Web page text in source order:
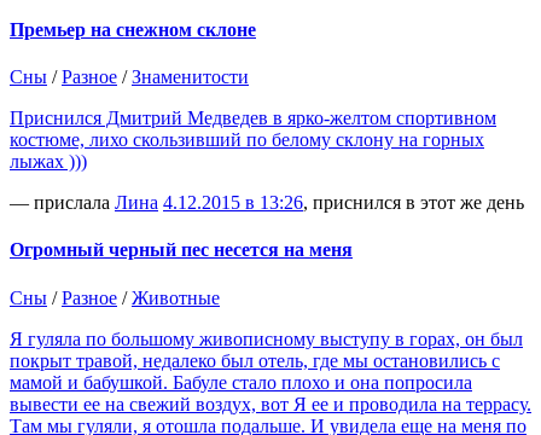
Премьер на снежном склоне
Сны /Разное /Знаменитости
Приснился Дмитрий Медведев в ярко-желтом спортивном
костюме, лихо скользивший по белому склону на горных
лыжах )))
— прислала Лина 4.12.2015 в 13:26, приснился в этот же день
Огромный черный пес несется на меня
Сны /Разное /Животные
Я гуляла по большому живописному выступу в горах, он был
покрыт травой, недалеко был отель, где мы остановились с
мамой и бабушкой. Бабуле стало плохо и она попросила
вывести ее на свежий воздух, вот Я ее и проводила на террасу.
Там мы гуляли, я отошла подальше. И увидела еще на меня по